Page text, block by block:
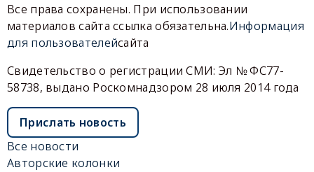
Все права сохранены. При использовании
материалов сайта ссылка обязательна.Информация
для пользователейсайта
Свидетельство о регистрации СМИ: Эл № ФС77-
58738, выдано Роскомнадзором 28 июля 2014 года
Прислать новость
Все новости
Авторские колонки